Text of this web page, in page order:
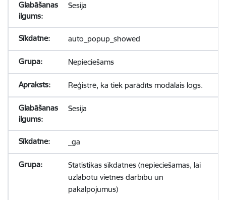
Sesija
auto_popup_showed
Nepieciešams
Reģistrē, ka tiek parādīts modālais logs.
Sesija
_ga
Statistikas sīkdatnes (nepieciešamas, lai
uzlabotu vietnes darbību un
pakalpojumus)